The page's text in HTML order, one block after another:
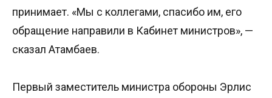
принимает. «Мы с коллегами, спасибо им, его
обращение направили в Кабинет министров», —
сказал Атамбаев.
Первый заместитель министра обороны Эрлис